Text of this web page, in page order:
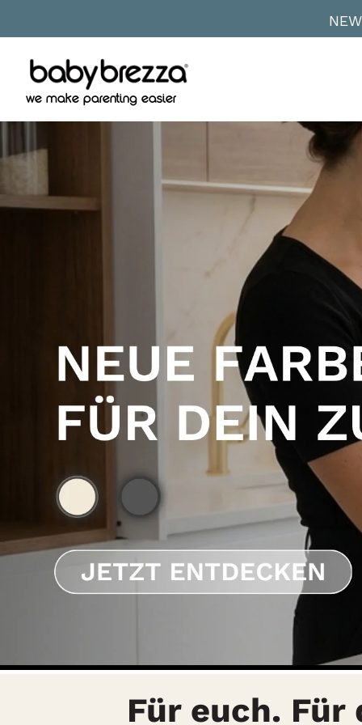
Account
Cart
we make parenting easier
Für euch.